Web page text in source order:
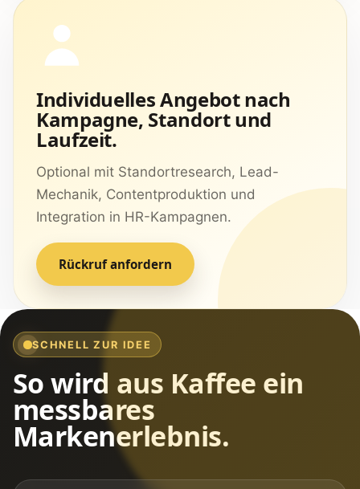
Individuelles Angebot nach
Kampagne, Standort und
Laufzeit.
Optional mit Standortresearch, Lead-
Mechanik, Contentproduktion und
Integration in HR-Kampagnen.
Rückruf anfordern
SCHNELL ZUR IDEE
So wird aus Kaffee ein
messbares
Markenerlebnis.